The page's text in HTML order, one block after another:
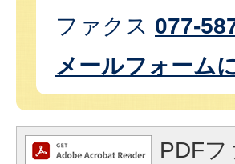
ファクス 077-
メールフォーム
PDF